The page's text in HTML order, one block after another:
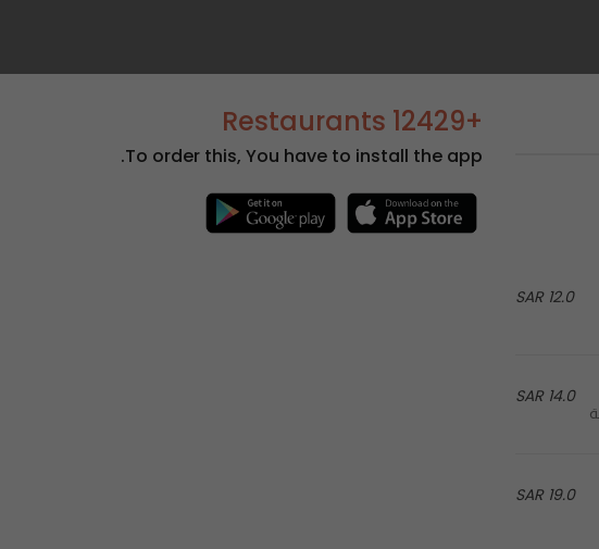
12.0 SAR
14.0 SAR
19.0 SAR
+12429 Restaurants
To order this, You have to install the app.